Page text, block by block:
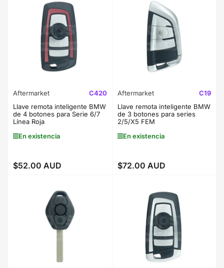
Aftermarket
C420
Llave remota inteligente BMW
de 4 botones para Serie 6/7
Línea Roja
En existencia
Precio
$52.00 AUD
Aftermarket
C19
Llave remota inteligente BMW
de 3 botones para series
2/5/X5 FEM
En existencia
Precio
$72.00 AUD